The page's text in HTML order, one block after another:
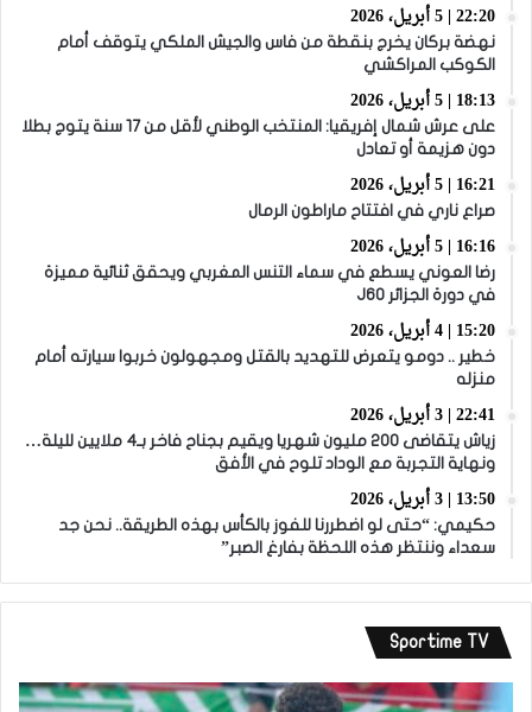
22:20 | 5 أبريل، 2026
نهضة بركان يخرج بنقطة من فاس والجيش الملكي يتوقف أمام
الكوكب المراكشي
18:13 | 5 أبريل، 2026
على عرش شمال إفريقيا: المنتخب الوطني لأقل من 17 سنة يتوج بطلا
دون هزيمة أو تعادل
16:21 | 5 أبريل، 2026
صراع ناري في افتتاح ماراطون الرمال
16:16 | 5 أبريل، 2026
رضا العوني يسطع في سماء التنس المغربي ويحقق ثنائية مميزة
في دورة الجزائر J60
15:20 | 4 أبريل، 2026
خطير .. دومو يتعرض للتهديد بالقتل ومجهولون خربوا سيارته أمام
منزله
22:41 | 3 أبريل، 2026
زياش يتقاضى 200 مليون شهريا ويقيم بجناح فاخر بـ4 ملايين لليلة…
ونهاية التجربة مع الوداد تلوح في الأفق
13:50 | 3 أبريل، 2026
حكيمي: “حتى لو اضطررنا للفوز بالكأس بهذه الطريقة.. نحن جد
سعداء وننتظر هذه اللحظة بفارغ الصبر”
Sportime TV